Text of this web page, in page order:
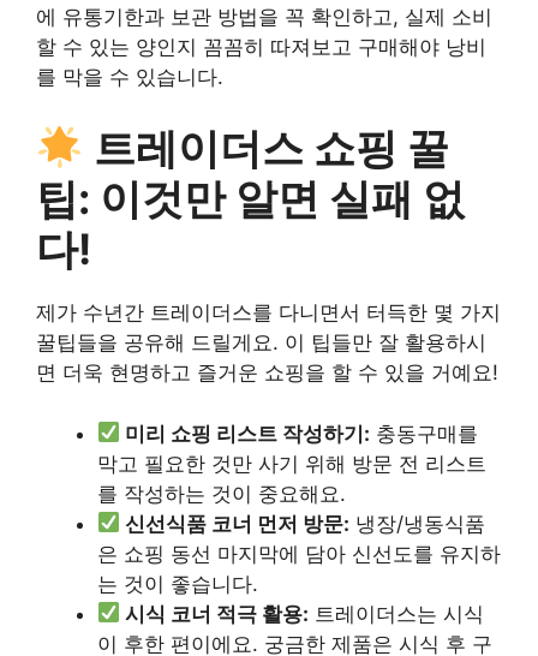
에 유통기한과 보관 방법을 꼭 확인하고, 실제 소비
할 수 있는 양인지 꼼꼼히 따져보고 구매해야 낭비
를 막을 수 있습니다.
트레이더스 쇼핑 꿀
팁: 이것만 알면 실패 없
다!
제가 수년간 트레이더스를 다니면서 터득한 몇 가지
꿀팁들을 공유해 드릴게요. 이 팁들만 잘 활용하시
면 더욱 현명하고 즐거운 쇼핑을 할 수 있을 거예요!
미리 쇼핑 리스트 작성하기: 충동구매를
막고 필요한 것만 사기 위해 방문 전 리스트
를 작성하는 것이 중요해요.
신선식품 코너 먼저 방문: 냉장/냉동식품
은 쇼핑 동선 마지막에 담아 신선도를 유지하
는 것이 좋습니다.
시식 코너 적극 활용: 트레이더스는 시식
이 후한 편이에요. 궁금한 제품은 시식 후 구